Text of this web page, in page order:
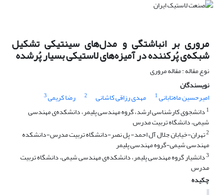
مروری بر انباشتگی و مدل‌های سینتیکی تشکیل
شبکه‌ی پُرکننده در آمیزه‌های لاستیکی بسیار پُرشده
نوع مقاله : مقاله مروری
نویسندگان
امیرحسین ماه‌تابانی1 مهدی رزاقی کاشانی 2 رضا کریمی3
1 دانشجوی کارشناسی ارشد، گروه مهندسی پلیمر، دانشکده‌ی مهندسی
شیمی، دانشگاه تربیت مدرس
2تهران-خیابان جلال آل احمد- پل نصر-دانشگاه تربیت مدرس-دانشکده
مهندسی شیمی-گروه مهندسی پلیمر
3دانشیار گروه مهندسی پلیمر، دانشکده‌ی مهندسی شیمی، دانشگاه تربیت
مدرس
چکیده